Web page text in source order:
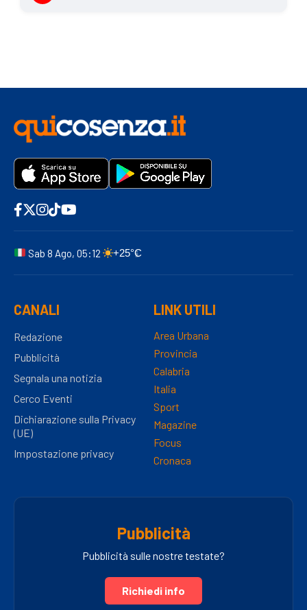
Sab 8 Ago, 05:12 +25°C
CANALI
Redazione
Pubblicità
Segnala una notizia
Cerco Eventi
Dichiarazione sulla Privacy
(UE)
Impostazione privacy
LINK UTILI
Area Urbana
Provincia
Calabria
Italia
Sport
Magazine
Focus
Cronaca
Pubblicità
Pubblicità sulle nostre testate?
Richiedi info